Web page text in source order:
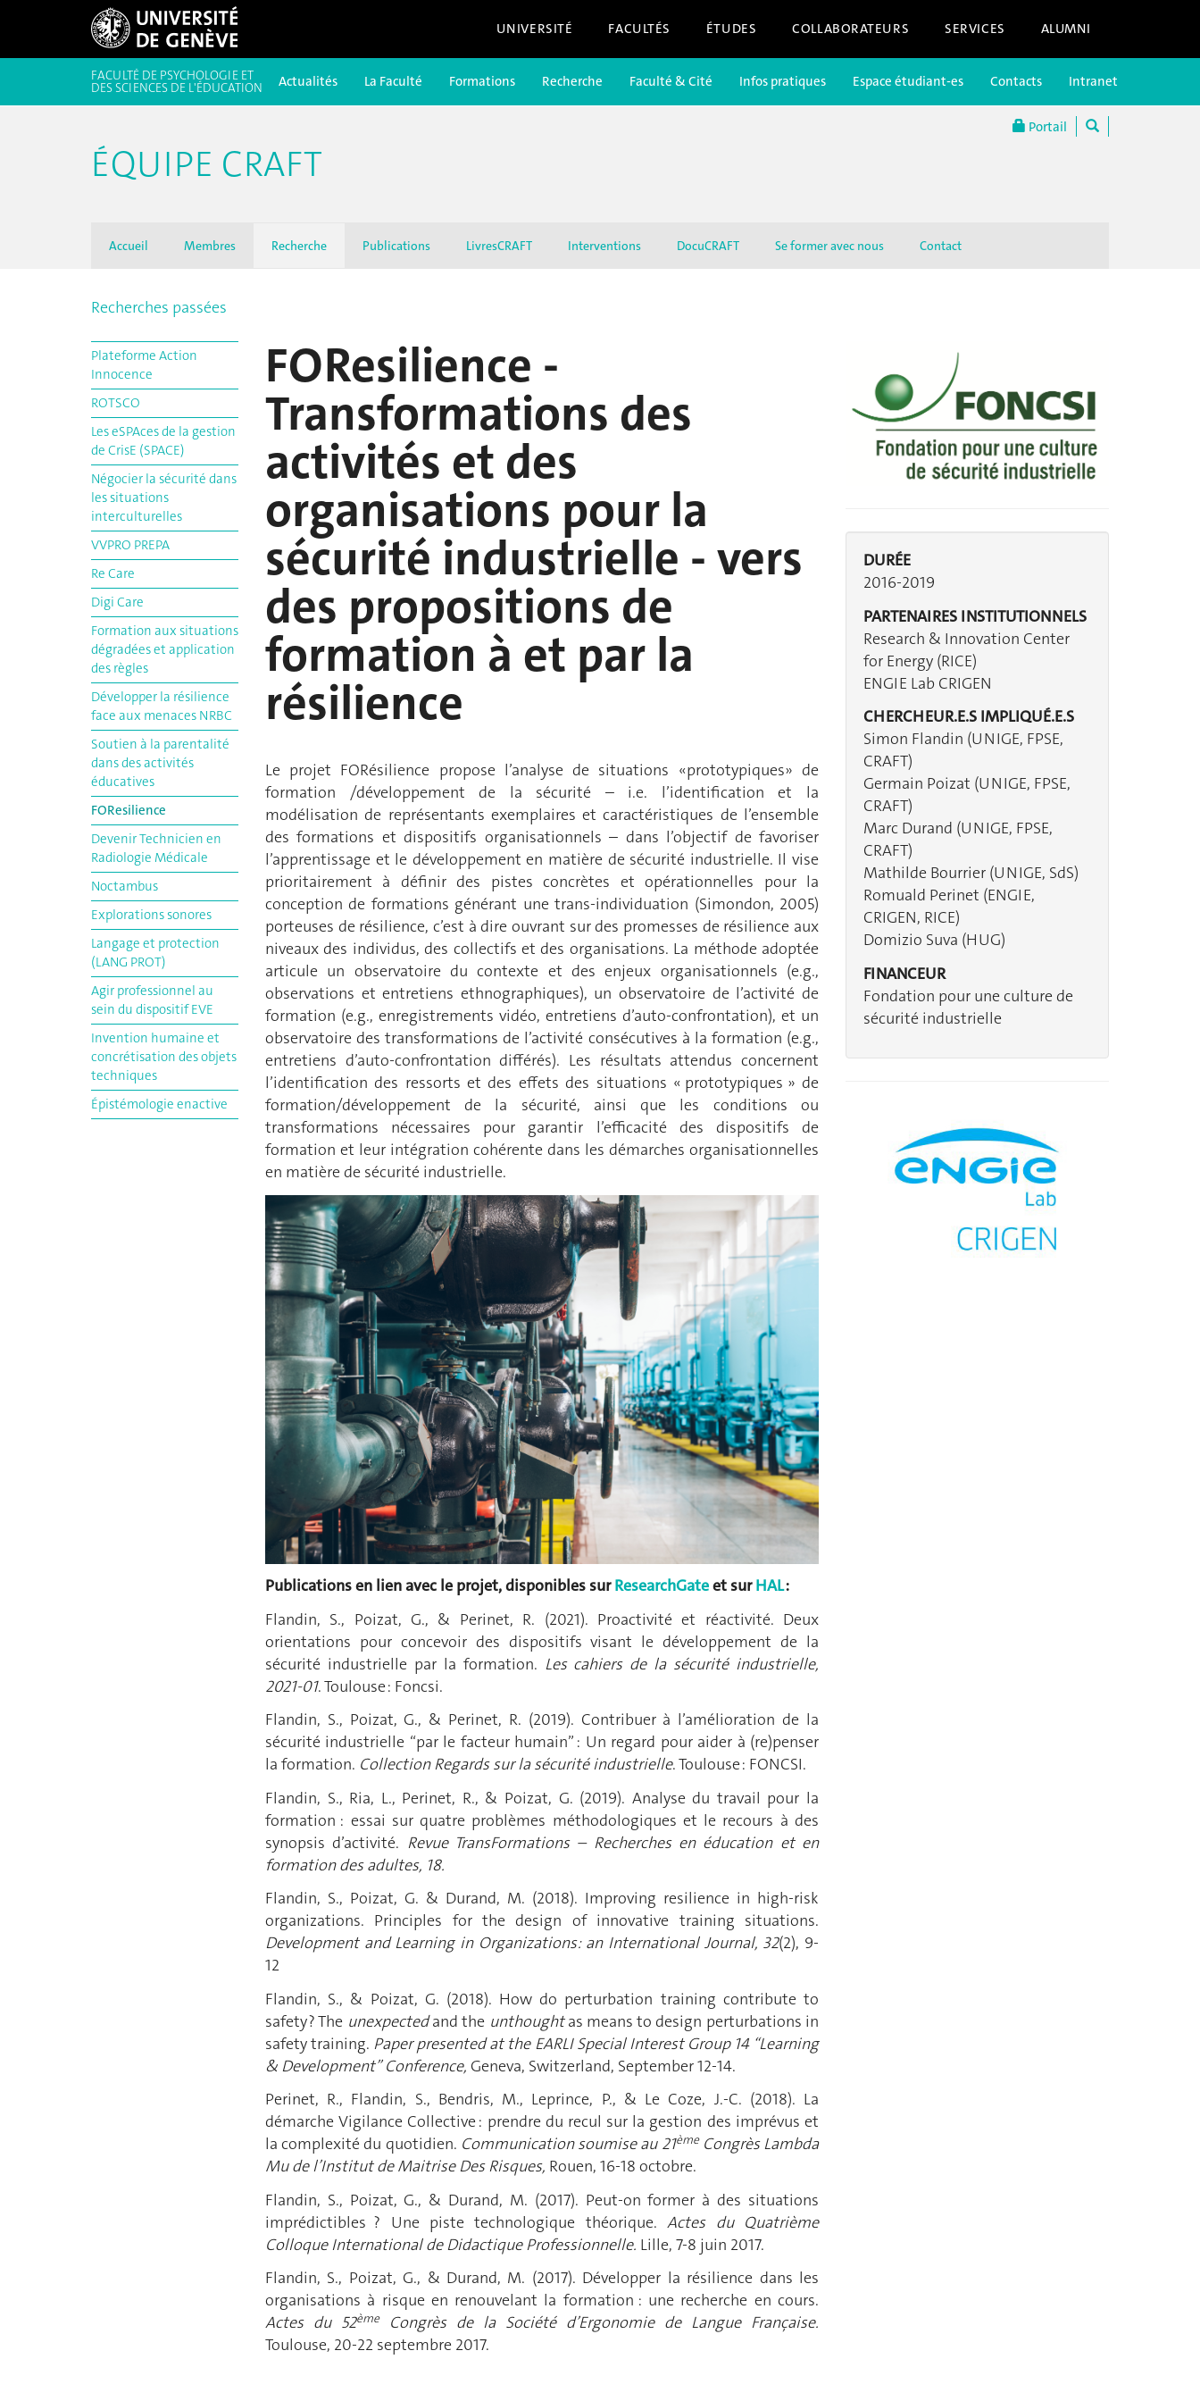
UNIVERSITÉ FACULTÉS ÉTUDES COLLABORATEURS SERVICES ALUMNI
Portail
FACULTÉ DE PSYCHOLOGIE ET
DES SCIENCES DE L'ÉDUCATION Actualités La Faculté Formations Recherche Faculté & Cité Infos pratiques Espace étudiant-es Contacts Intranet
ÉQUIPE CRAFT
Accueil Membres Recherche Publications LivresCRAFT Interventions DocuCRAFT Se former avec nous Contact
Recherches passées
Plateforme Action
Innocence
ROTSCO
Les eSPAces de la gestion
de CrisE (SPACE)
Négocier la sécurité dans
les situations
interculturelles
VVPRO PREPA
Re Care
Digi Care
Formation aux situations
dégradées et application
des règles
Développer la résilience
face aux menaces NRBC
Soutien à la parentalité
dans des activités
éducatives
FOResilience
Devenir Technicien en
Radiologie Médicale
Noctambus
Explorations sonores
Langage et protection
(LANG PROT)
Agir professionnel au
sein du dispositif EVE
Invention humaine et
concrétisation des objets
techniques
Épistémologie enactive
FOResilience -
Transformations des
activités et des
organisations pour la
sécurité industrielle - vers
des propositions de
formation à et par la
résilience
Le projet FORésilience propose l’analyse de situations «prototypiques» de
formation /développement de la sécurité – i.e. l’identification et la
modélisation de représentants exemplaires et caractéristiques de l’ensemble
des formations et dispositifs organisationnels – dans l’objectif de favoriser
l’apprentissage et le développement en matière de sécurité industrielle. Il vise
prioritairement à définir des pistes concrètes et opérationnelles pour la
conception de formations générant une trans-individuation (Simondon, 2005)
porteuses de résilience, c’est à dire ouvrant sur des promesses de résilience aux
niveaux des individus, des collectifs et des organisations. La méthode adoptée
articule un observatoire du contexte et des enjeux organisationnels (e.g.,
observations et entretiens ethnographiques), un observatoire de l’activité de
formation (e.g., enregistrements vidéo, entretiens d’auto-confrontation), et un
observatoire des transformations de l’activité consécutives à la formation (e.g.,
entretiens d’auto-confrontation différés). Les résultats attendus concernent
l’identification des ressorts et des effets des situations « prototypiques » de
formation/développement de la sécurité, ainsi que les conditions ou
transformations nécessaires pour garantir l’efficacité des dispositifs de
formation et leur intégration cohérente dans les démarches organisationnelles
en matière de sécurité industrielle.
Publications en lien avec le projet, disponibles surResearchGateet surHAL:
Flandin, S., Poizat, G., & Perinet, R. (2021). Proactivité et réactivité. Deux
orientations pour concevoir des dispositifs visant le développement de la
sécurité industrielle par la formation. Les cahiers de la sécurité industrielle,
2021-01. Toulouse : Foncsi.
Flandin, S., Poizat, G., & Perinet, R. (2019). Contribuer à l’amélioration de la
sécurité industrielle “par le facteur humain” : Un regard pour aider à (re)penser
la formation. Collection Regards sur la sécurité industrielle. Toulouse : FONCSI.
Flandin, S., Ria, L., Perinet, R., & Poizat, G. (2019). Analyse du travail pour la
formation : essai sur quatre problèmes méthodologiques et le recours à des
synopsis d’activité. Revue TransFormations – Recherches en éducation et en
formation des adultes, 18.
Flandin, S., Poizat, G. & Durand, M. (2018). Improving resilience in high-risk
organizations. Principles for the design of innovative training situations.
Development and Learning in Organizations: an International Journal, 32(2), 9-
12
Flandin, S., & Poizat, G. (2018). How do perturbation training contribute to
safety ? The unexpectedand the unthoughtas means to design perturbations in
safety training. Paper presented at the EARLI Special Interest Group 14 “Learning
& Development” Conference, Geneva, Switzerland, September 12-14.
Perinet, R., Flandin, S., Bendris, M., Leprince, P., & Le Coze, J.-C. (2018). La
démarche Vigilance Collective : prendre du recul sur la gestion des imprévus et
la complexité du quotidien. Communication soumise au 21èmeCongrès Lambda
Mu de l’Institut de Maitrise Des Risques, Rouen, 16-18 octobre.
Flandin, S., Poizat, G., & Durand, M. (2017). Peut-on former à des situations
imprédictibles ? Une piste technologique théorique.Actes du Quatrième
Colloque International de Didactique Professionnelle. Lille, 7-8 juin 2017.
Flandin, S., Poizat, G., & Durand, M. (2017). Développer la résilience dans les
organisations à risque en renouvelant la formation : une recherche en cours.
Actes du 52èmeCongrès de la Société d’Ergonomie de Langue Française.
Toulouse, 20-22 septembre 2017.
DURÉE
2016-2019
PARTENAIRES INSTITUTIONNELS
Research & Innovation Center
for Energy (RICE)
ENGIE Lab CRIGEN
CHERCHEUR.E.S IMPLIQUÉ.E.S
Simon Flandin (UNIGE, FPSE,
CRAFT)
Germain Poizat (UNIGE, FPSE,
CRAFT)
Marc Durand (UNIGE, FPSE,
CRAFT)
Mathilde Bourrier (UNIGE, SdS)
Romuald Perinet (ENGIE,
CRIGEN, RICE)
Domizio Suva (HUG)
FINANCEUR
Fondation pour une culture de
sécurité industrielle